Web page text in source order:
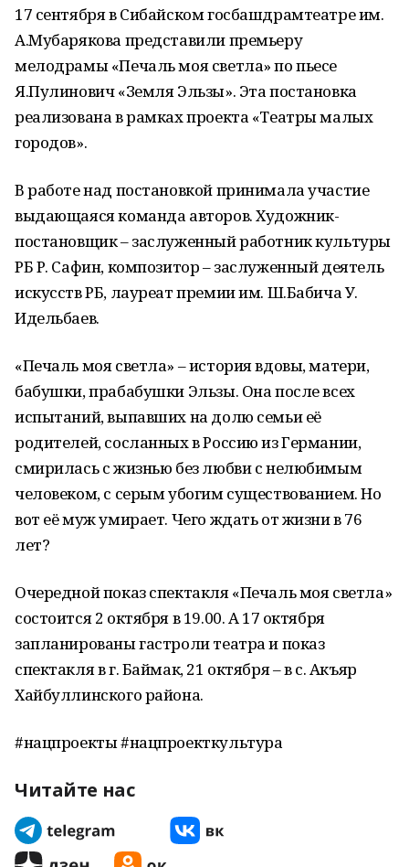
17 сентября в Сибайском госбашдрамтеатре им.
А.Мубарякова представили премьеру
мелодрамы «Печаль моя светла» по пьесе
Я.Пулинович «Земля Эльзы». Эта постановка
реализована в рамках проекта «Театры малых
городов».
В работе над постановкой принимала участие
выдающаяся команда авторов. Художник-
постановщик – заслуженный работник культуры
РБ Р. Сафин, композитор – заслуженный деятель
искусств РБ, лауреат премии им. Ш.Бабича У.
Идельбаев.
«Печаль моя светла» – история вдовы, матери,
бабушки, прабабушки Эльзы. Она после всех
испытаний, выпавших на долю семьи её
родителей, сосланных в Россию из Германии,
смирилась с жизнью без любви с нелюбимым
человеком, с серым убогим существованием. Но
вот её муж умирает. Чего ждать от жизни в 76
лет?
Очередной показ спектакля «Печаль моя светла»
состоится 2 октября в 19.00. А 17 октября
запланированы гастроли театра и показ
спектакля в г. Баймак, 21 октября – в с. Акъяр
Хайбуллинского района.
#нацпроекты #нацпроекткультура
Читайте нас